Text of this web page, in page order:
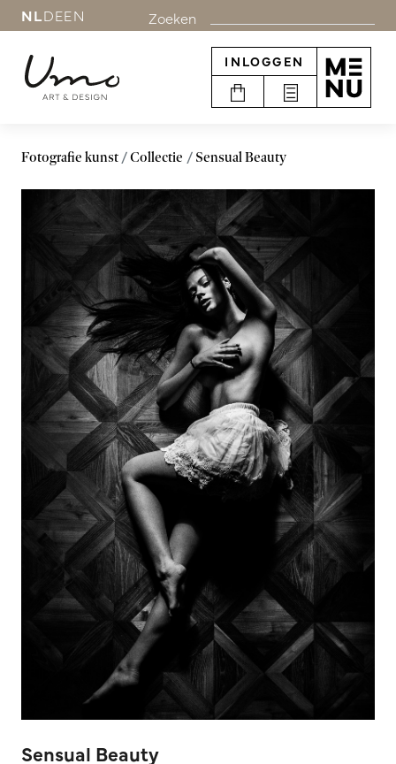
NLDEEN Zoeken
INLOGGEN
Fotografie kunst Collectie Sensual Beauty
Sensual Beauty